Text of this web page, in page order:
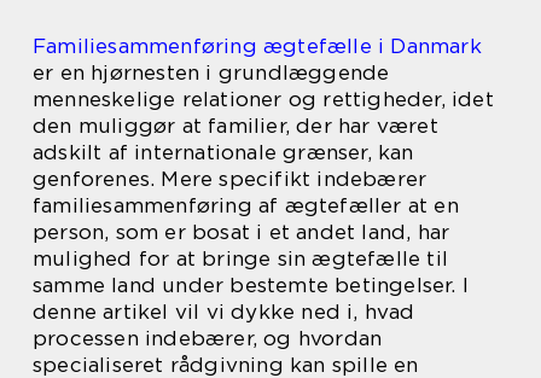
Familiesammenføring ægtefælle i Danmark
er en hjørnesten i grundlæggende
menneskelige relationer og rettigheder, idet
den muliggør at familier, der har været
adskilt af internationale grænser, kan
genforenes. Mere specifikt indebærer
familiesammenføring af ægtefæller at en
person, som er bosat i et andet land, har
mulighed for at bringe sin ægtefælle til
samme land under bestemte betingelser. I
denne artikel vil vi dykke ned i, hvad
processen indebærer, og hvordan
specialiseret rådgivning kan spille en